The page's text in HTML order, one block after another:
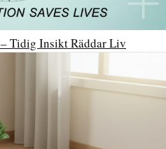
Tidig Insikt Räddar Liv